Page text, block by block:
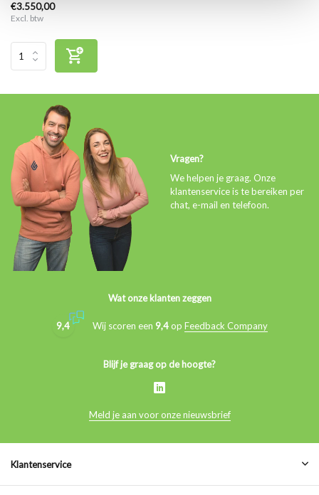
€3.550,00
Excl. btw
Vragen?
We helpen je graag. Onze
klantenservice is te bereiken per
chat, e-mail en telefoon.
Wat onze klanten zeggen
9,4 Wij scoren een 9,4op Feedback Company
Blijf je graag op de hoogte?
Meld je aan voor onze nieuwsbrief
Klantenservice